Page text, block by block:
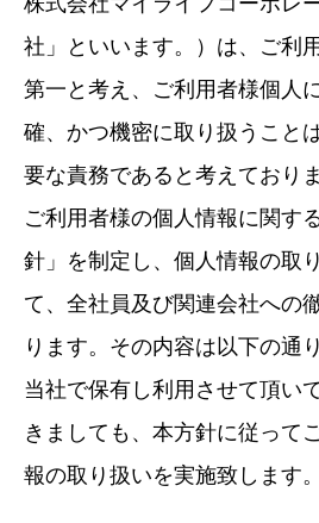
社」といいます。）は、ご利
第一と考え、ご利用者様個人
確、かつ機密に取り扱うこと
要な責務であると考えており
ご利用者様の個人情報に関す
針」を制定し、個人情報の取
て、全社員及び関連会社への
ります。その内容は以下の通
当社で保有し利用させて頂い
きましても、本方針に従って
報の取り扱いを実施致します。